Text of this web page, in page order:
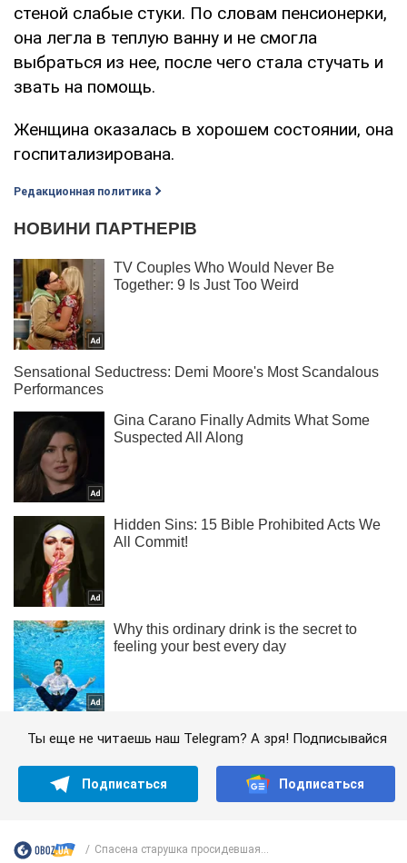
стеной слабые стуки. По словам пенсионерки,
она легла в теплую ванну и не смогла
выбраться из нее, после чего стала стучать и
звать на помощь.
Женщина оказалась в хорошем состоянии, она
госпитализирована.
Редакционная политика
Ты еще не читаешь наш Telegram? А зря! Подписывайся
Подписаться Подписаться
Cпасена старушка просидевшая...